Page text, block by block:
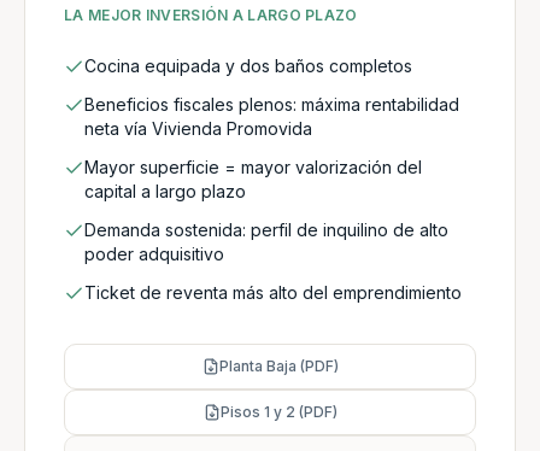
LA MEJOR INVERSIÓN A LARGO PLAZO
Cocina equipada y dos baños completos
Beneficios fiscales plenos: máxima rentabilidad
neta vía Vivienda Promovida
Mayor superficie = mayor valorización del
capital a largo plazo
Demanda sostenida: perfil de inquilino de alto
poder adquisitivo
Ticket de reventa más alto del emprendimiento
Planta Baja (PDF)
Pisos 1 y 2 (PDF)